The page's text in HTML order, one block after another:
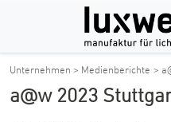
Unternehmen > Medienberichte >
a@w 2023